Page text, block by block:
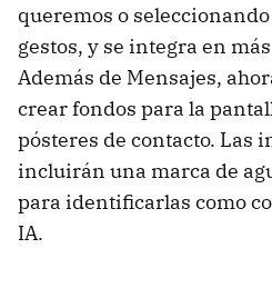
queremos o
gestos, y se integra en
Además de Mensajes,
crear fondos para la
pósteres de contacto. Las
incluirán una marca de
para identificarlas como
IA.